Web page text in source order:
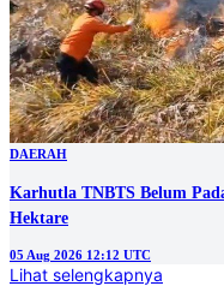
DAERAH
Karhutla TNBTS Belum
Hektare
05 Aug 2026 12:12 UTC
Lihat selengkapnya